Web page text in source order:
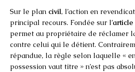
Sur le plan civil, l’action en
principal recours. Fondée sur l’article
permet au propriétaire de réclamer
contre celui qui le détient.
répandue, la règle selon laquelle «
possession vaut titre » n’est pas